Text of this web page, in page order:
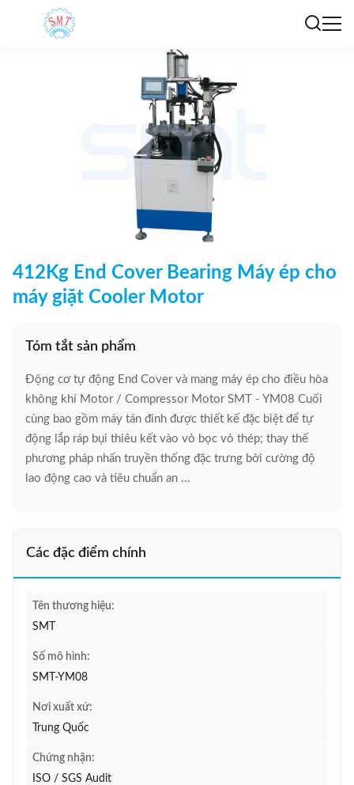
412Kg End Cover Bearing Máy ép cho
máy giặt Cooler Motor
Tóm tắt sản phẩm
Động cơ tự động End Cover và mang máy ép cho điều hòa
không khí Motor / Compressor Motor SMT - YM08 Cuối
cùng bao gồm máy tán đinh được thiết kế đặc biệt để tự
động lắp ráp bụi thiêu kết vào vỏ bọc vỏ thép; thay thế
phương pháp nhấn truyền thống đặc trưng bởi cường độ
lao động cao và tiêu chuẩn an ...
Các đặc điểm chính
Tên thương hiệu:
SMT
Số mô hình:
SMT-YM08
Nơi xuất xứ:
Trung Quốc
Chứng nhận:
ISO / SGS Audit